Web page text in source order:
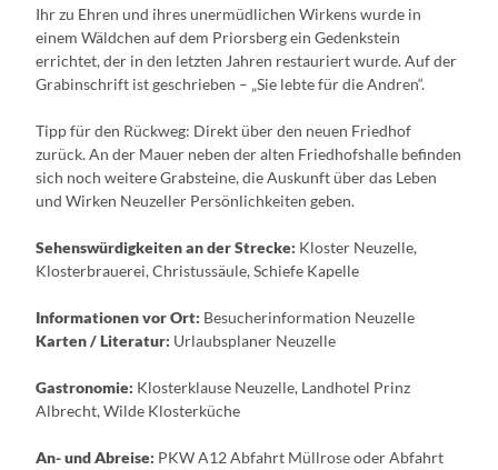
Ihr zu Ehren und ihres unermüdlichen Wirkens wurde in
einem Wäldchen auf dem Priorsberg ein Gedenkstein
errichtet, der in den letzten Jahren restauriert wurde. Auf der
Grabinschrift ist geschrieben – „Sie lebte für die Andren“.
Tipp für den Rückweg: Direkt über den neuen Friedhof
zurück. An der Mauer neben der alten Friedhofshalle befinden
sich noch weitere Grabsteine, die Auskunft über das Leben
und Wirken Neuzeller Persönlichkeiten geben.
Sehenswürdigkeiten an der Strecke: Kloster Neuzelle,
Klosterbrauerei, Christussäule, Schiefe Kapelle
Informationen vor Ort: Besucherinformation Neuzelle
Karten / Literatur: Urlaubsplaner Neuzelle
Gastronomie: Klosterklause Neuzelle, Landhotel Prinz
Albrecht, Wilde Klosterküche
An- und Abreise: PKW A12 Abfahrt Müllrose oder Abfahrt